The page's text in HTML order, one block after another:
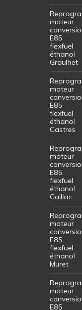
moteur
E85
flexfuel
éthanol
Graulhet
moteur
E85
flexfuel
éthanol
Castres
moteur
E85
flexfuel
éthanol
Gaillac
moteur
E85
flexfuel
éthanol
Muret
moteur
E85